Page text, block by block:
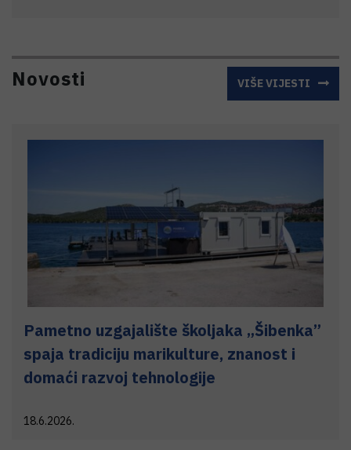
Novosti VIŠE VIJESTI
Pametno uzgajalište školjaka „Šibenka”
spaja tradiciju marikulture, znanost i
domaći razvoj tehnologije
18.6.2026.